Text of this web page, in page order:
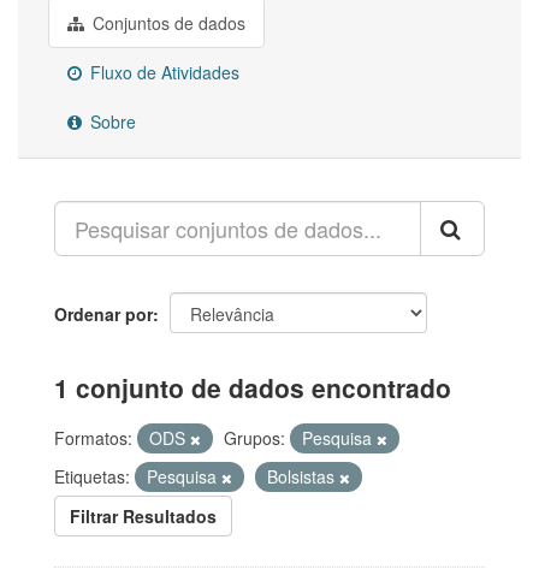
Conjuntos de dados
Fluxo de Atividades
Sobre
Ordenar por
1 conjunto de dados encontrado
Formatos: ODS Grupos:
Pesquisa
Etiquetas:
Pesquisa
Bolsistas
Filtrar Resultados